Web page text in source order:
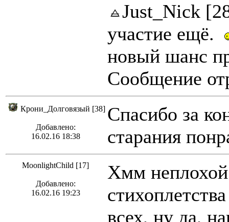
Just_Nick
участие ещё.
новый шанс
Сообщение
Крони_Долговязый [38]
Добавлено:
16.02.16 18:38
Спасибо за
старания
MoonlightChild [17]
Добавлено:
16.02.16 19:23
Хмм неплохой
всех, ну да,